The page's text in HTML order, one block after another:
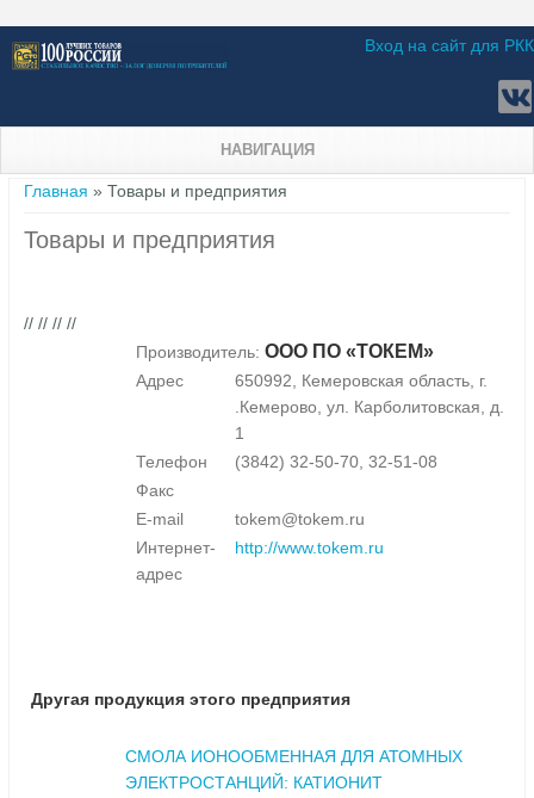
Вход на сайт для РКК
НАВИГАЦИЯ
Вы здесь
Главная » Товары и предприятия
Товары и предприятия
// // // //
Производитель: ООО ПО «ТОКЕМ»
Адрес
650992, Кемеровская область, г.
.Кемерово, ул. Карболитовская, д.
1
Телефон
(3842) 32-50-70, 32-51-08
Факс
E-mail
tokem@tokem.ru
Интернет-
адрес
http://www.tokem.ru
Другая продукция этого предприятия
СМОЛА ИОНООБМЕННАЯ ДЛЯ АТОМНЫХ
ЭЛЕКТРОСТАНЦИЙ: КАТИОНИТ